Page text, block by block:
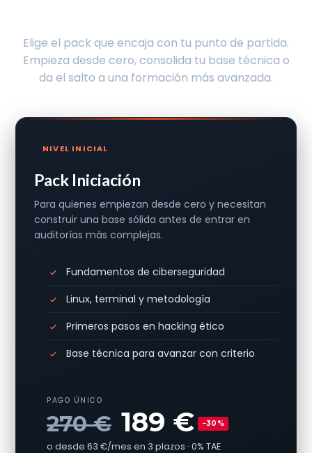
Elige el pack que encaja con tu punto de partida.
Empieza desde cero, consolida tu base técnica o
da el salto a una formación más avanzada.
NIVEL INICIAL
Pack Iniciación
Para quienes empiezan desde cero y necesitan
construir una base sólida antes de entrar en
auditorías más complejas.
Fundamentos de ciberseguridad
Linux, terminal y metodología
Primeros pasos en hacking ético
Base técnica para avanzar con criterio
PAGO ÚNICO
270 € 189 € −30%
o desde 63 €/mes en 3 plazos · 0% TAE